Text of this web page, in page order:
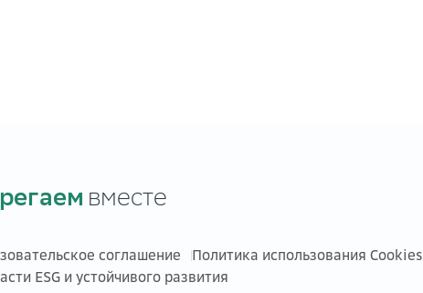
вместе
соглашение Политика использования Cookies
ESG и устойчивого развития